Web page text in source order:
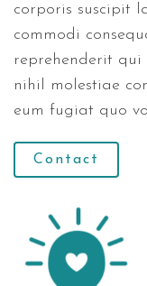
corporis suscipit
commodi
reprehenderit qui
nihil molestiae
eum fugiat quo
Contact